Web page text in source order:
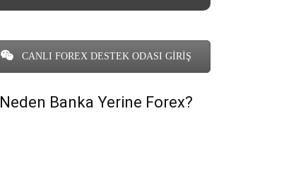
CANLI FOREX DESTEK ODASI GİRİŞ
Neden Banka Yerine Forex?